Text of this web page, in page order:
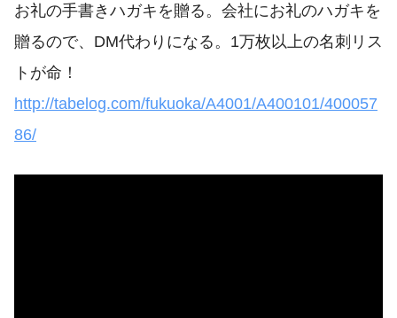
お礼の手書きハガキを贈る。会社にお礼のハガキを
贈るので、DM代わりになる。1万枚以上の名刺リス
トが命！
http://tabelog.com/fukuoka/A4001/A400101/400057
86/